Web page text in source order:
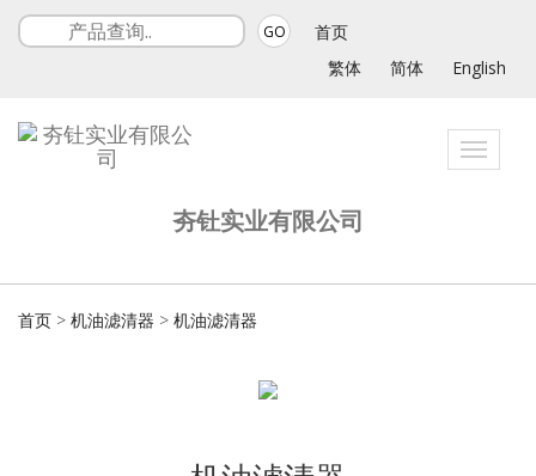
GO
首页
繁体
简体 English
Toggle
夯钍实业有限公司
首页 > 机油滤清器 > 机油滤清器